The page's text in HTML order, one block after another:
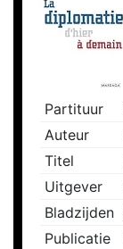
Partituur
Auteur
Titel
Uitgever
Bladzijden
Publicatie